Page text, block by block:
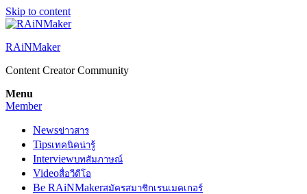
Skip to content
RAiNMaker
Content Creator Community
Menu
Member
Newsข่าวสาร
Tipsเทคนิคน่ารู้
Interviewบทสัมภาษณ์
Videoสื่อวีดีโอ
Be RAiNMakerสมัครสมาชิกเรนเมคเกอร์